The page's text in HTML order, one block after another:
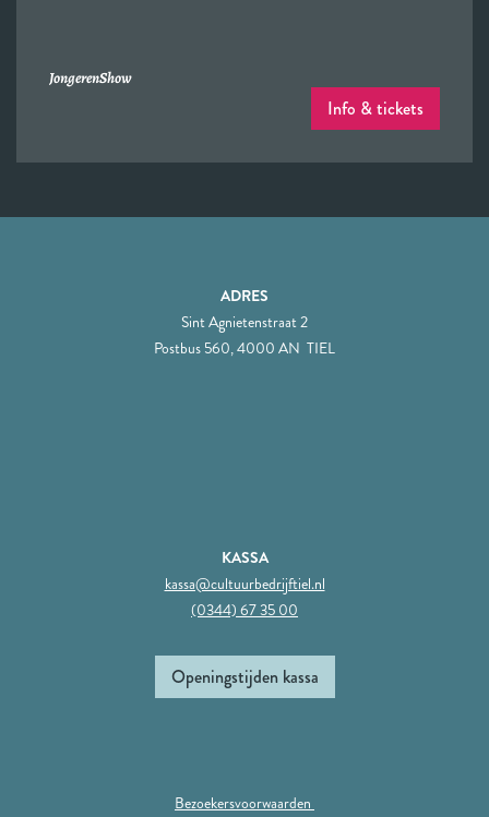
JongerenShow
Info & tickets
ADRES
Sint Agnietenstraat 2
Postbus 560, 4000 AN TIEL
KASSA
kassa@cultuurbedrijftiel.nl
(0344) 67 35 00
Openingstijden kassa
Bezoekersvoorwaarden